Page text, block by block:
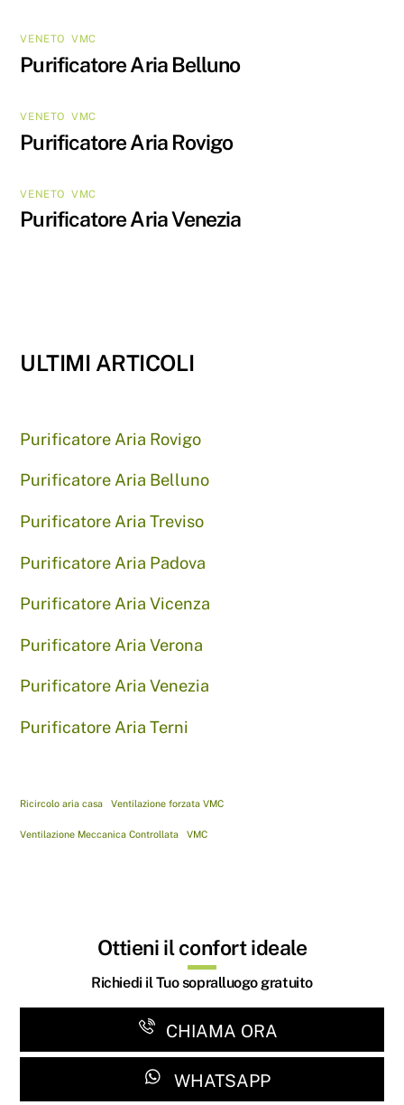
VENETO ,VMC
Purificatore Aria Belluno
VENETO ,VMC
Purificatore Aria Rovigo
VENETO ,VMC
Purificatore Aria Venezia
ULTIMI ARTICOLI
Purificatore Aria Rovigo
Purificatore Aria Belluno
Purificatore Aria Treviso
Purificatore Aria Padova
Purificatore Aria Vicenza
Purificatore Aria Verona
Purificatore Aria Venezia
Purificatore Aria Terni
Ricircolo aria casa Ventilazione forzata VMC
Ventilazione Meccanica Controllata VMC
Ottieni il confort ideale
Richiedi il Tuo sopralluogo gratuito
CHIAMA ORA
WHATSAPP